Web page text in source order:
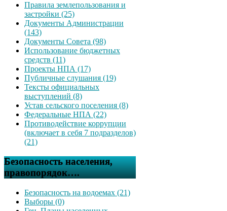
Правила землепользования и
застройки (25)
Документы Администрации
(143)
Документы Совета (98)
Использование бюджетных
средств (11)
Проекты НПА (17)
Публичные слушания (19)
Тексты официальных
выступлений (8)
Устав сельского поселения (8)
Федеральные НПА (22)
Противодействие коррупции
(включает в себя 7 подразделов)
(21)
Безопасность населения,
правопорядок….
Безопасность на водоемах (21)
Выборы (0)